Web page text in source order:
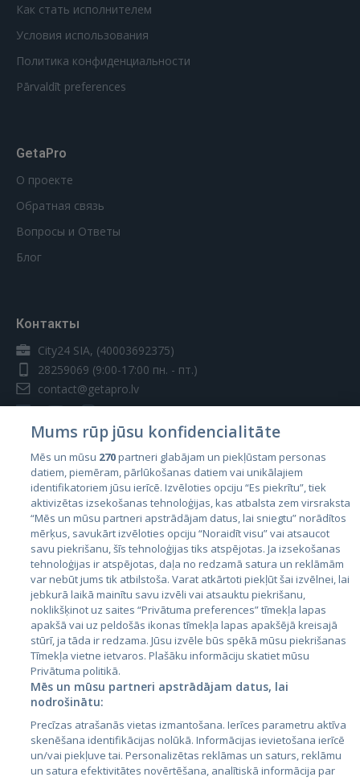
Как стать исполнителем
Условия использования
Политика конфиденциальности
Pārvaldīt preferences
GetaPro
О проекте
Обратная связь
Вопросы и Ответы
Блог
Контакты
City24 SIA, (40003692375)
28259069 (9:00-17:00 пн. - пт.)
contact@getapro.lv
Страны
Эстония
Латвия
Литва
City24.lv
City24.ee
GetaPro.lv
GetaPro.ee
Kainos.lt
Paslaugos.lt
auto24.ee
Mums rūp jūsu konfidencialitāte
Mēs un mūsu 270partneri glabājam un piekļūstam personas
datiem, piemēram, pārlūkošanas datiem vai unikālajiem
identifikatoriem jūsu ierīcē. Izvēloties opciju “Es piekrītu”, tiek
aktivizētas izsekošanas tehnoloģijas, kas atbalsta zem virsraksta
“Mēs un mūsu partneri apstrādājam datus, lai sniegtu” norādītos
mērķus, savukārt izvēloties opciju “Noraidīt visu” vai atsaucot
savu piekrišanu, šīs tehnoloģijas tiks atspējotas. Ja izsekošanas
tehnoloģijas ir atspējotas, daļa no redzamā satura un reklāmām
var nebūt jums tik atbilstoša. Varat atkārtoti piekļūt šai izvēlnei, lai
jebkurā laikā mainītu savu izvēli vai atsauktu piekrišanu,
noklikšķinot uz saites “Privātuma preferences” tīmekļa lapas
apakšā vai uz peldošās ikonas tīmekļa lapas apakšējā kreisajā
stūrī, ja tāda ir redzama. Jūsu izvēle būs spēkā mūsu piekrišanas
Tīmekļa vietne ietvaros. Plašāku informāciju skatiet mūsu
Privātuma politikā.
Mēs un mūsu partneri apstrādājam datus, lai
nodrošinātu:
Precīzas atrašanās vietas izmantošana. Ierīces parametru aktīva
skenēšana identifikācijas nolūkā. Informācijas ievietošana ierīcē
un/vai piekļuve tai. Personalizētas reklāmas un saturs, reklāmu
un satura efektivitātes novērtēšana, analītiskā informācija par